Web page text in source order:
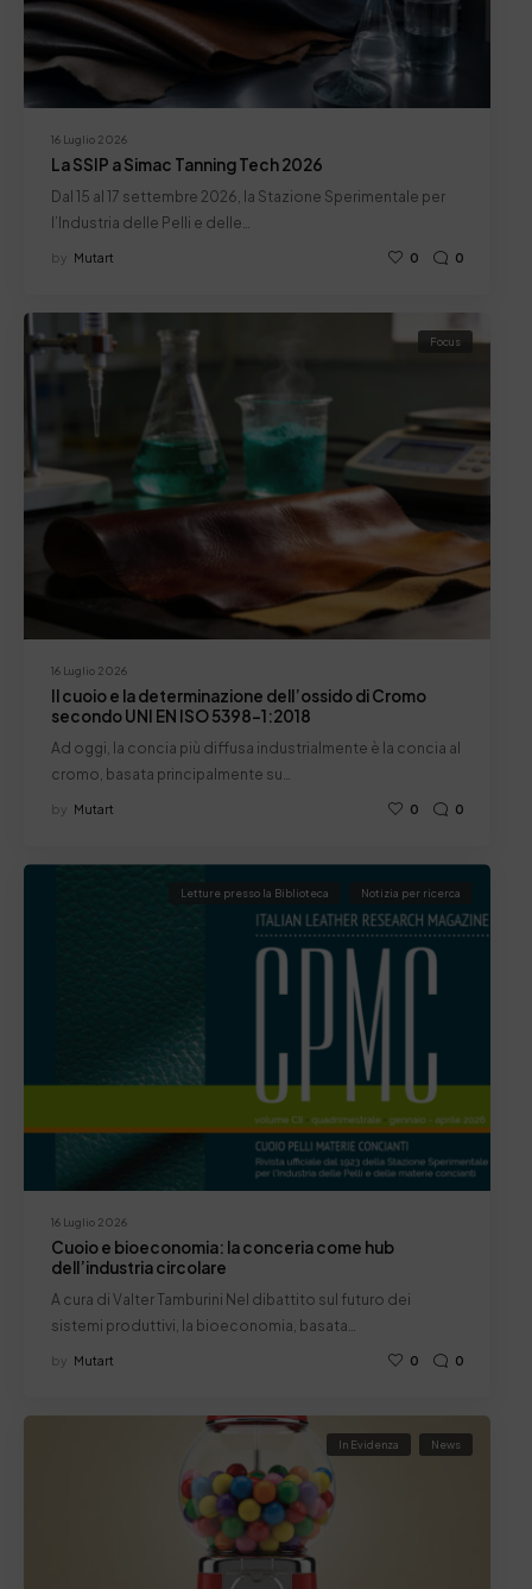
16 Luglio 2026
La SSIP a Simac Tanning Tech 2026
Dal 15 al 17 settembre 2026, la Stazione Sperimentale per
l’Industria delle Pelli e delle…
by Mutart 0 0
16 Luglio 2026
Focus
Il cuoio e la determinazione dell’ossido di Cromo
secondo UNI EN ISO 5398-1:2018
Ad oggi, la concia più diffusa industrialmente è la concia al
cromo, basata principalmente su…
by Mutart 0 0
16 Luglio 2026
Letture presso la Biblioteca Notizia per ricerca
Cuoio e bioeconomia: la conceria come hub
dell’industria circolare
A cura di Valter Tamburini Nel dibattito sul futuro dei
sistemi produttivi, la bioeconomia, basata…
by Mutart 0 0
In Evidenza News